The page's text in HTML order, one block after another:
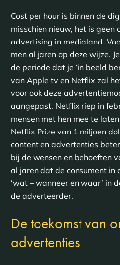
Cost per hour is binnen de
misschien nieuw, het is geen
advertising in medialand.
men al jaren op deze wijze.
de periode dat je ‘in beeld
van Apple tv en Netflix zal
voor ook deze
aangepast. Netflix riep in
mensen met hen mee te
Netflix Prize van 1 miljoen
content en advertenties
bij de wensen en behoeften
al jaren dat de consument in
‘wat – wanneer en waar’ in
de adverteerder.
De toekomst van
advertenties